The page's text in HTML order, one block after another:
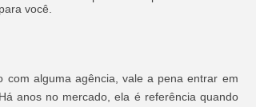
você.
com alguma agência, vale a pena entrar em
anos no mercado, ela é referência quando